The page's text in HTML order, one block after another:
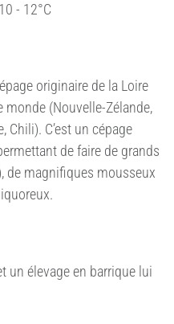
- 12°C
originaire de la Loire
monde (Nouvelle-Zélande,
Chili). C’est un cépage
de faire de grands
de magnifiques mousseux
un élevage en barrique lui